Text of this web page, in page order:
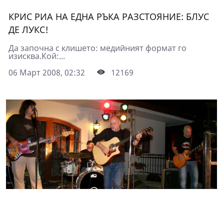
КРИС РИА НА ЕДНА РЪКА РАЗСТОЯНИЕ: БЛУС
ДЕ ЛУКС!
Да започна с клишето: медийният формат го
изисква.Кой:...
06 Март 2008, 02:32
12169